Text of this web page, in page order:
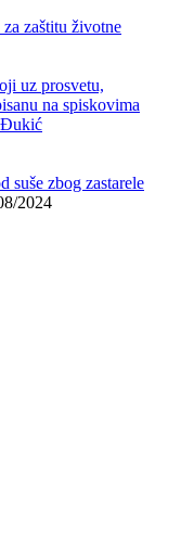
zaštitu životne
uz prosvetu,
na spiskovima
Đukić
suše zbog zastarele
2024